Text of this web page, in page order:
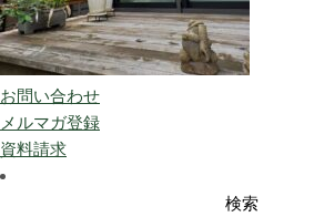
お問い合わせ
メルマガ登録
資料請求